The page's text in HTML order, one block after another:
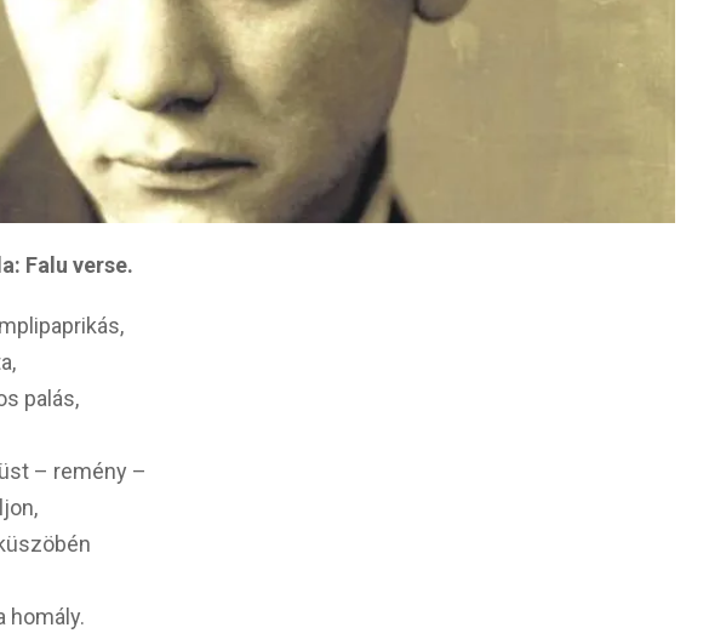
Falu verse.
palás,
– remény –
homály.